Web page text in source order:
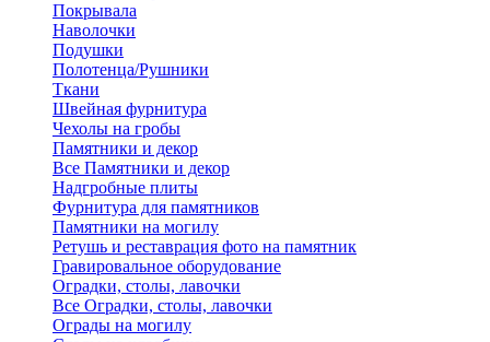
Покрывала
Наволочки
Подушки
Полотенца/Рушники
Ткани
Швейная фурнитура
Чехолы на гробы
Памятники и декор
Все Памятники и декор
Надгробные плиты
Фурнитура для памятников
Памятники на могилу
Ретушь и реставрация фото на памятник
Гравировальное оборудование
Оградки, столы, лавочки
Все Оградки, столы, лавочки
Ограды на могилу